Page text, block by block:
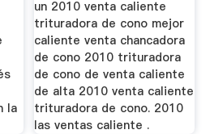
la
un 2010 venta caliente
trituradora de cono mejor
caliente venta chancadora
de cono 2010 trituradora
de cono de venta caliente
de alta 2010 venta caliente
trituradora de cono. 2010
las ventas caliente .